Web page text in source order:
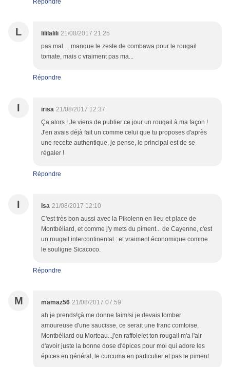
Répondre
L lililalili 21/08/2017 21:25
pas mal.... manque le zeste de combawa pour le rougail
tomate, mais c vraiment pas ma...
Répondre
I irisa 21/08/2017 12:37
Ça alors ! Je viens de publier ce jour un rougail à ma façon !
J'en avais déjà fait un comme celui que tu proposes d'après
une recette authentique, je pense, le principal est de se
régaler !
Répondre
I Isa 21/08/2017 12:10
C'est très bon aussi avec la Pikolenn en lieu et place de
Montbéliard, et comme j'y mets du piment... de Cayenne, c'est
un rougail intercontinental : et vraiment économique comme
le souligne Sicacoco.
Répondre
M mamaz56 21/08/2017 07:59
ah je prends!çà me donne faim!si je devais tomber
amoureuse d'une saucisse, ce serait une franc comtoise,
Montbéliard ou Morteau...j'en raffole!et ton rougail m'a l'air
d'avoir juste la bonne dose d'épices pour moi qui adore les
épices en général, le curcuma en particulier et pas le piment